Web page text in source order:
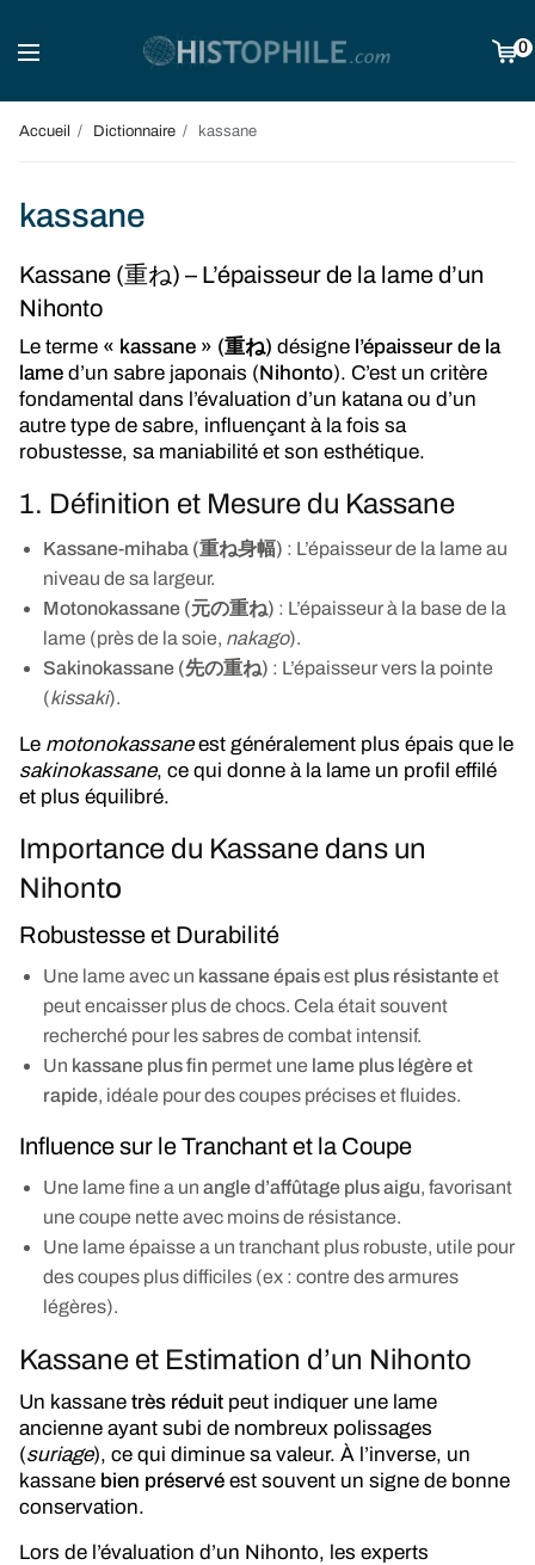
0
Accueil Dictionnaire kassane
kassane
Kassane (重ね) – L’épaisseur de la lame d’un
Nihonto
Le terme « kassane » (重ね) désigne l’épaisseur de la
lame d’un sabre japonais (Nihonto). C’est un critère
fondamental dans l’évaluation d’un katana ou d’un
autre type de sabre, influençant à la fois sa
robustesse, sa maniabilité et son esthétique.
1. Définition et Mesure du Kassane
Kassane-mihaba (重ね身幅) : L’épaisseur de la lame au
niveau de sa largeur.
Motonokassane (元の重ね) : L’épaisseur à la base de la
lame (près de la soie, nakago).
Sakinokassane (先の重ね) : L’épaisseur vers la pointe
(kissaki).
Le motonokassaneest généralement plus épais que le
sakinokassane, ce qui donne à la lame un profil effilé
et plus équilibré.
Importance du Kassane dans un
Nihonto
Robustesse et Durabilité
Une lame avec un kassane épaisest plus résistanteet
peut encaisser plus de chocs. Cela était souvent
recherché pour les sabres de combat intensif.
Un kassane plus fin permet une lame plus légère et
rapide, idéale pour des coupes précises et fluides.
Influence sur le Tranchant et la Coupe
Une lame fine a un angle d’affûtage plus aigu, favorisant
une coupe nette avec moins de résistance.
Une lame épaisse a un tranchant plus robuste, utile pour
des coupes plus difficiles (ex : contre des armures
légères).
Kassane et Estimation d’un Nihonto
Un kassanetrès réduit peut indiquer une lame
ancienne ayant subi de nombreux polissages
(suriage), ce qui diminue sa valeur. À l’inverse, un
kassane bien préservé est souvent un signe de bonne
conservation.
Lors de l’évaluation d’un Nihonto, les experts